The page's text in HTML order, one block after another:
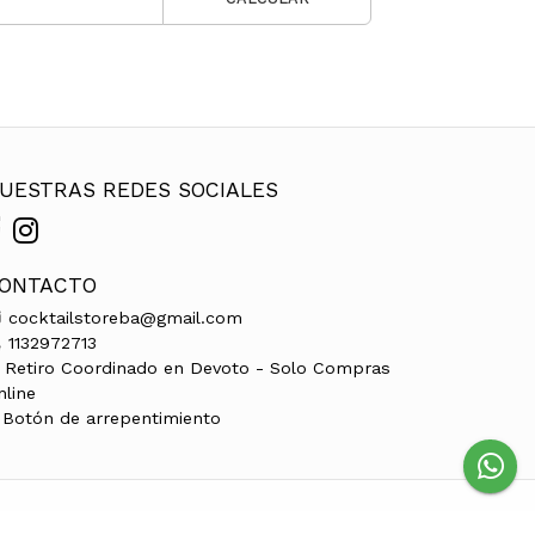
REDES SOCIALES
cocktailstoreba@gmail.com
1132972713
Retiro Coordinado en Devoto - Solo Compras
Botón de arrepentimiento